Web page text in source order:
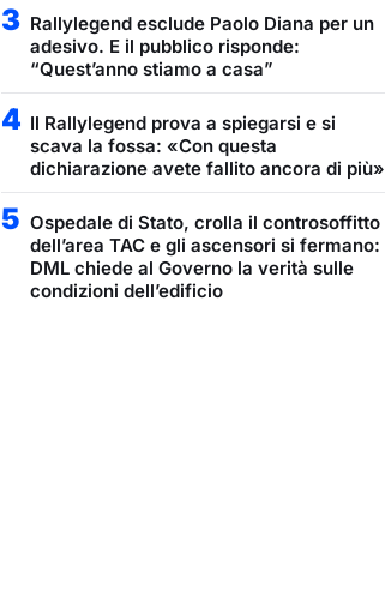
3 Rallylegend esclude Paolo Diana per un
adesivo. E il pubblico risponde:
“Quest’anno stiamo a casa”
4 Il Rallylegend prova a spiegarsi e si
scava la fossa: «Con questa
dichiarazione avete fallito ancora di più»
5 Ospedale di Stato, crolla il controsoffitto
dell’area TAC e gli ascensori si fermano:
DML chiede al Governo la verità sulle
condizioni dell’edificio